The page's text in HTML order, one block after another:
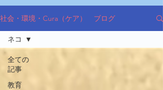
社会・環境・Cura（ケア） ブログ
全ての
記事
教育
ネコ